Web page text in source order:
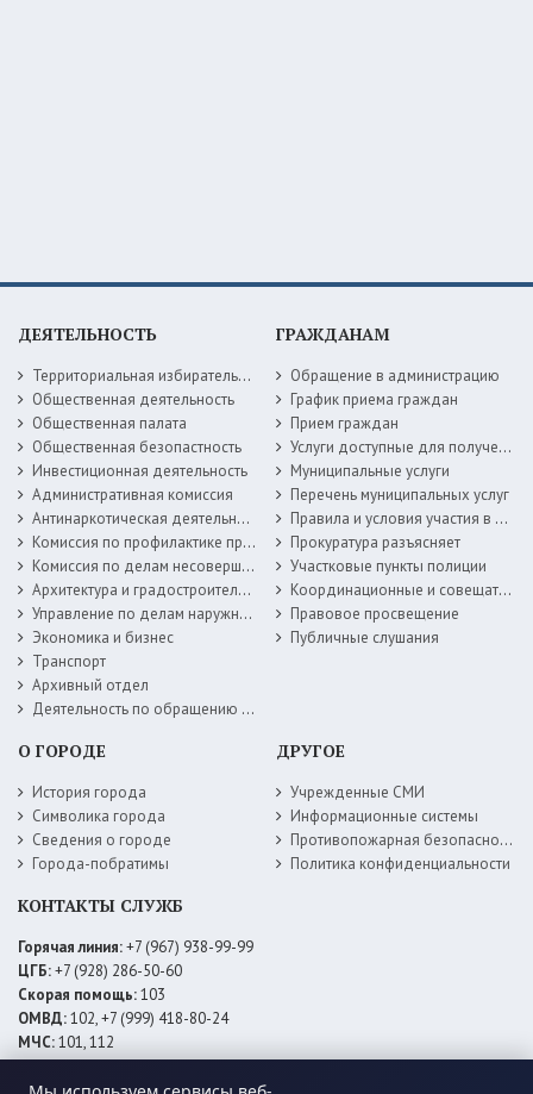
ДЕЯТЕЛЬНОСТЬ
Территориальная избирательная комиссия
Общественная деятельность
Общественная палата
Общественная безопастность
Инвестиционная деятельность
Административная комиссия
Антинаркотическая деятельность
Комиссия по профилактике правонарушений
Комиссия по делам несовершеннолетних
Архитектура и градостроительство
Управление по делам наружной рекламы
Экономика и бизнес
Транспорт
Архивный отдел
Деятельность по обращению с животными без владельцев
ГРАЖДАНАМ
Обращение в администрацию
График приема граждан
Прием граждан
Услуги доступные для получения в электронной форме
Муниципальные услуги
Перечень муниципальных услуг
Правила и условия участия в жилищных программах
Прокуратура разъясняет
Участковые пункты полиции
Координационные и совещательные органы
Правовое просвещение
Публичные слушания
О ГОРОДЕ
История города
Символика города
Сведения о городе
Города-побратимы
ДРУГОЕ
Учрежденные СМИ
Информационные системы
Противопожарная безопасность
Политика конфиденциальности
КОНТАКТЫ СЛУЖБ
Горячая линия:+7 (967) 938-99-99
ЦГБ:+7 (928) 286-50-60
Скорая помощь:103
ОМВД:102, +7 (999) 418-80-24
МЧС:101, 112
ЕДДС:+7 (928) 576-09-83
Электросети:+7 (800) 220-02-20